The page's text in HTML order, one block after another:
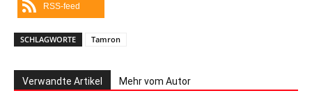
RSS-feed
SCHLAGWORTE Tamron
Verwandte Artikel Mehr vom Autor